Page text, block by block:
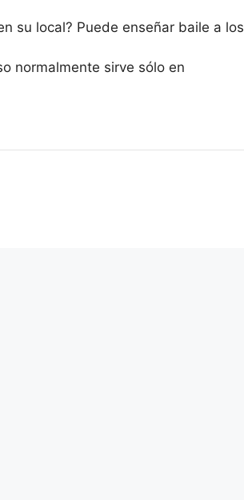
su local? Puede enseñar baile a los
normalmente sirve sólo en